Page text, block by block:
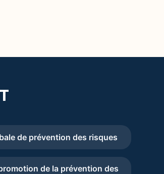
de prévention des risques
de la prévention des